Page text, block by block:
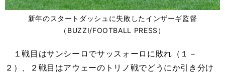
新年のスタートダッシュに失敗したインザーギ監督
（BUZZI/FOOTBALL PRESS）
１戦目はサンシーロでサッスォーロに敗れ（１－
２）、２戦目はアウェーのトリノ戦でどうにか引き分け